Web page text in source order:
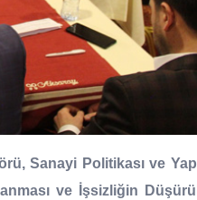
Sanayi Politikası ve
ve İşsizliğin